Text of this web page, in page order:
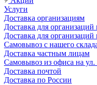
Услуги
Доставка организациям
Доставка для организаций
Доставка для
Самовывоз с нашего
Доставка частным лицам
Самовывоз из офиса на ул.
Доставка почтой
Доставка по России